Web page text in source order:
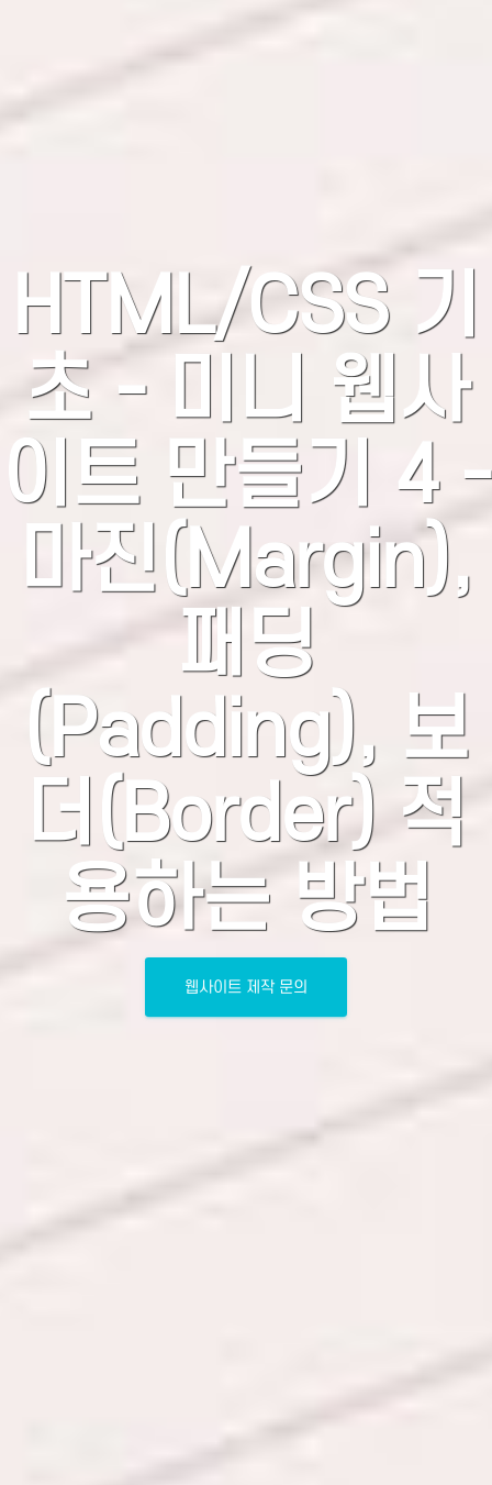
HTML/CSS 기
초 - 미니 웹사
이트 만들기 4 -
마진(Margin),
패딩
(Padding), 보
더(Border) 적
용하는 방법
웹사이트 제작 문의